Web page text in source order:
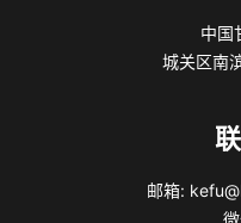
中国
城关区南
邮箱: